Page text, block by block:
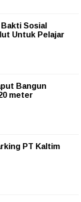
Sosial
Untuk Pelajar
Bangun
meter
PT Kaltim